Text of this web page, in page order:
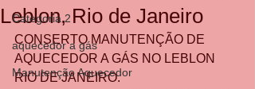
Categoria 2
aquecedor a gás
Manutenção Aquecedor
Leblon, Rio de Janeiro
CONSERTO MANUTENÇÃO DE
AQUECEDOR A GÁS NO LEBLON
RIO DE JANEIRO.